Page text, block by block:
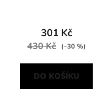
301 Kč
430 Kč (–30 %)
DO KOŠÍKU